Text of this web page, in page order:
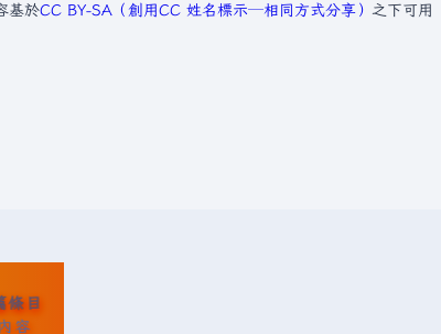
基於CC BY-SA（創用CC 姓名標示─相同方式分享） 之下可用
條目
容